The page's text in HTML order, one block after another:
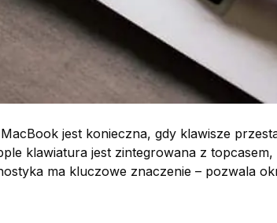
jest konieczna, gdy klawisze
klawiatura jest zintegrowana z
ma kluczowe znaczenie – pozwala